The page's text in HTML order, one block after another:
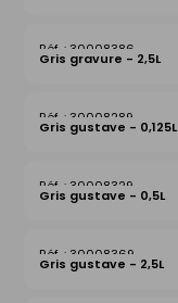
30008386
Gris gravure - 2,5L
30008289
Gris gustave - 0,125L
30008329
Gris gustave - 0,5L
30008369
Gris gustave - 2,5L